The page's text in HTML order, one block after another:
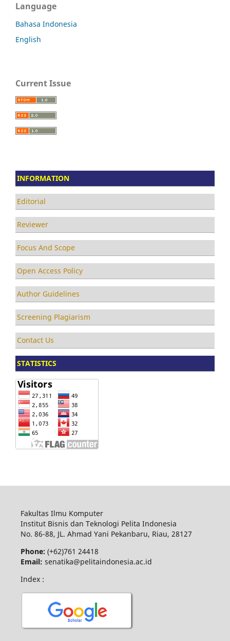
Language
Bahasa Indonesia
English
Current Issue
INFORMATION
Editorial
Reviewer
Focus And Scope
Open Access Policy
Author Guidelines
Screening Plagiarism
Contact Us
STATISTICS
Fakultas Ilmu Komputer
Institut Bisnis dan Teknologi Pelita Indonesia
No. 86-88, JL. Ahmad Yani Pekanbaru, Riau, 28127
Phone: (+62)761 24418
Email: senatika@pelitaindonesia.ac.id
Index :